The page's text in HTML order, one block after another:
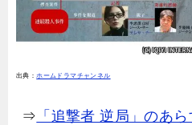
出典：ホームドラマチャンネル
⇒ 「追撃者 逆局」のあ